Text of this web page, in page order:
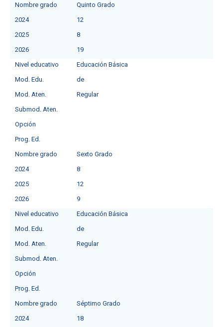
Nombre grado
Quinto Grado
2024
12
2025
8
2026
19
Nivel educativo
Educación Básica
Mod. Edu.
deㅤ
Mod. Aten.
Regular
Submod. Aten.
Opción
Prog. Ed.
Nombre grado
Sexto Grado
2024
8
2025
12
2026
9
Nivel educativo
Educación Básica
Mod. Edu.
de
Mod. Aten.
Regular
Submod. Aten.
Opción
Prog. Ed.
Nombre grado
Séptimo Grado
2024
18